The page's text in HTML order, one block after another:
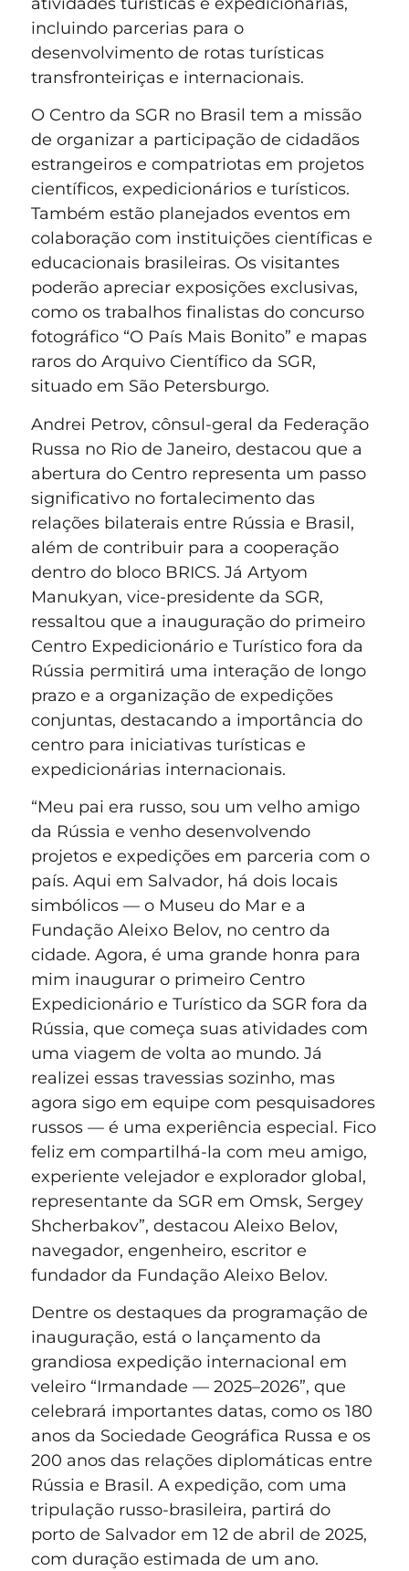
incluindo parcerias para o
desenvolvimento de rotas turísticas
transfronteiriças e internacionais.
O Centro da SGR no Brasil tem a missão
de organizar a participação de cidadãos
estrangeiros e compatriotas em projetos
científicos, expedicionários e turísticos.
Também estão planejados eventos em
colaboração com instituições científicas e
educacionais brasileiras. Os visitantes
poderão apreciar exposições exclusivas,
como os trabalhos finalistas do concurso
fotográfico “O País Mais Bonito” e mapas
raros do Arquivo Científico da SGR,
situado em São Petersburgo.
Andrei Petrov, cônsul-geral da Federação
Russa no Rio de Janeiro, destacou que a
abertura do Centro representa um passo
significativo no fortalecimento das
relações bilaterais entre Rússia e Brasil,
além de contribuir para a cooperação
dentro do bloco BRICS. Já Artyom
Manukyan, vice-presidente da SGR,
ressaltou que a inauguração do primeiro
Centro Expedicionário e Turístico fora da
Rússia permitirá uma interação de longo
prazo e a organização de expedições
conjuntas, destacando a importância do
centro para iniciativas turísticas e
expedicionárias internacionais.
“Meu pai era russo, sou um velho amigo
da Rússia e venho desenvolvendo
projetos e expedições em parceria com o
país. Aqui em Salvador, há dois locais
simbólicos — o Museu do Mar e a
Fundação Aleixo Belov, no centro da
cidade. Agora, é uma grande honra para
mim inaugurar o primeiro Centro
Expedicionário e Turístico da SGR fora da
Rússia, que começa suas atividades com
uma viagem de volta ao mundo. Já
realizei essas travessias sozinho, mas
agora sigo em equipe com pesquisadores
russos — é uma experiência especial. Fico
feliz em compartilhá-la com meu amigo,
experiente velejador e explorador global,
representante da SGR em Omsk, Sergey
Shcherbakov”, destacou Aleixo Belov,
navegador, engenheiro, escritor e
fundador da Fundação Aleixo Belov.
Dentre os destaques da programação de
inauguração, está o lançamento da
grandiosa expedição internacional em
veleiro “Irmandade — 2025–2026”, que
celebrará importantes datas, como os 180
anos da Sociedade Geográfica Russa e os
200 anos das relações diplomáticas entre
Rússia e Brasil. A expedição, com uma
tripulação russo-brasileira, partirá do
porto de Salvador em 12 de abril de 2025,
com duração estimada de um ano.